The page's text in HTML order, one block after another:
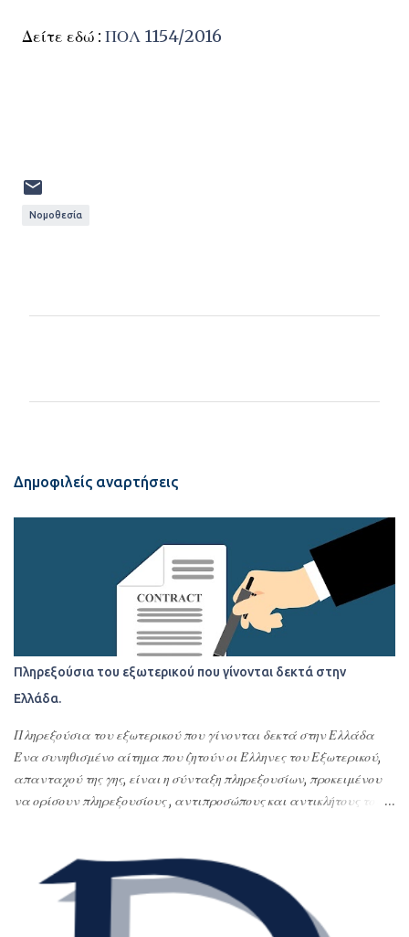
Δείτε εδώ : ΠΟΛ 1154/2016
Νομοθεσία
Δημοφιλείς αναρτήσεις
Πληρεξούσια του εξωτερικού που γίνονται δεκτά στην
Ελλάδα.
Πληρεξούσια του εξωτερικού που γίνονται δεκτά στην Ελλάδα
Ένα συνηθισμένο αίτημα που ζητούν οι Έλληνες του Εξωτερικού,
απανταχού της γης, είναι η σύνταξη πληρεξουσίων, προκειμένου
να ορίσουν πληρεξουσίους , αντιπροσώπους και αντικλήτους τους
υποθέσεων τους στην Ελλάδα ή οποιασδήποτε εκπροσώπησης –
αντιπροσώπευσης τους στην Ελλάδα. Με τα πληρεξούσια αυτά
ορίζουν εντολοδόχους τους με συγκεκριμένες εντολές φιλικά ή
συγγενικά τους πρόσωπα ή το σπουδαιότερο και δέον γενέσθαι